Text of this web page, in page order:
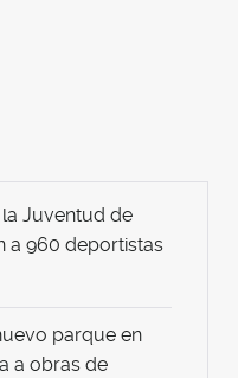
Juventud de
a 960 deportistas
parque en
a obras de